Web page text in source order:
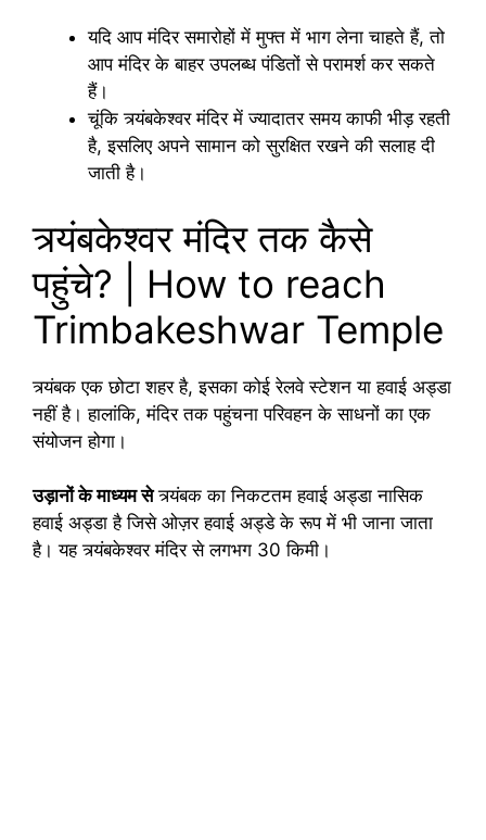
यदि आप मंदिर समारोहों में मुफ्त में भाग लेना चाहते हैं, तो
आप मंदिर के बाहर उपलब्ध पंडितों से परामर्श कर सकते
हैं।
चूंकि त्र्यंबकेश्वर मंदिर में ज्यादातर समय काफी भीड़ रहती
है, इसलिए अपने सामान को सुरक्षित रखने की सलाह दी
जाती है।
त्र्यंबकेश्वर मंदिर तक कैसे
पहुंचे? | How to reach
Trimbakeshwar Temple
त्र्यंबक एक छोटा शहर है, इसका कोई रेलवे स्टेशन या हवाई अड्डा
नहीं है। हालांकि, मंदिर तक पहुंचना परिवहन के साधनों का एक
संयोजन होगा।
उड़ानों के माध्यम सेत्र्यंबक का निकटतम हवाई अड्डा नासिक
हवाई अड्डा है जिसे ओज़र हवाई अड्डे के रूप में भी जाना जाता
है। यह त्र्यंबकेश्वर मंदिर से लगभग 30 किमी।